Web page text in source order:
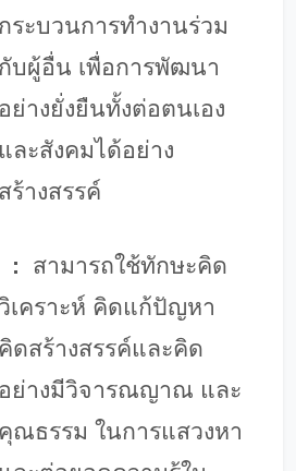
กระบวนการทำงานร่วม
กับผู้อื่น เพื่อการพัฒนา
อย่างยั่งยืนทั้งต่อตนเอง
และสังคมได้อย่าง
สร้างสรรค์
:
สามารถใช้ทักษะคิด
เคราะห์ คิดแก้ปัญหา
คิดสร้างสรรค์และคิด
อย่างมีวิจารณญาณ และ
คุณธรรม ในการแสวงหา